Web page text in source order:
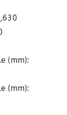
(mm):
(mm):